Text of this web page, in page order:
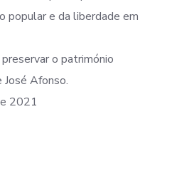
popular e da liberdade em
o património
Afonso.
2021